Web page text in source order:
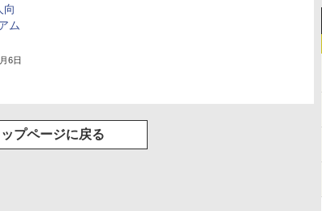
向
ム
6日
ップページに戻る